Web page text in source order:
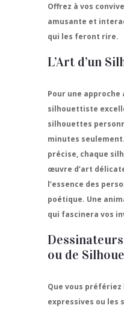
Offrez à vos
amusante et
qui les feront rire.
L’Art d’un
Pour une
silhouettiste
silhouettes
minutes
précise, chaque
œuvre d’art
l’essence des
poétique. Une
qui fascinera vos
ou de
Que vous
expressives ou les